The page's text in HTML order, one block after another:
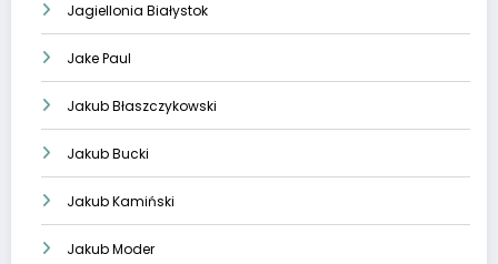
Jagiellonia Białystok
Jake Paul
Jakub Błaszczykowski
Jakub Bucki
Jakub Kamiński
Jakub Moder